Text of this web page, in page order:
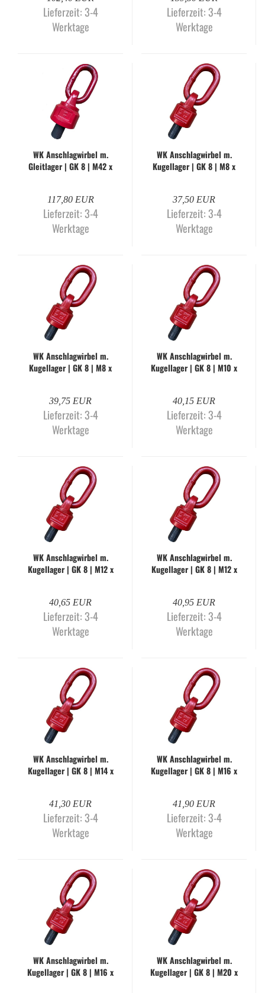
Lieferzeit:3-4
Werktage
Lieferzeit:3-4
Werktage
WK An­schlag­wir­bel m.
Gleit­la­ger | GK 8 | M42 x
117,80 EUR
Lieferzeit:3-4
Werktage
WK An­schlag­wir­bel m.
Ku­gel­la­ger | GK 8 | M8 x
37,50 EUR
Lieferzeit:3-4
Werktage
WK An­schlag­wir­bel m.
Ku­gel­la­ger | GK 8 | M8 x
39,75 EUR
Lieferzeit:3-4
Werktage
WK An­schlag­wir­bel m.
Ku­gel­la­ger | GK 8 | M10 x
40,15 EUR
Lieferzeit:3-4
Werktage
WK An­schlag­wir­bel m.
Ku­gel­la­ger | GK 8 | M12 x
40,65 EUR
Lieferzeit:3-4
Werktage
WK An­schlag­wir­bel m.
Ku­gel­la­ger | GK 8 | M12 x
40,95 EUR
Lieferzeit:3-4
Werktage
WK An­schlag­wir­bel m.
Ku­gel­la­ger | GK 8 | M14 x
41,30 EUR
Lieferzeit:3-4
Werktage
WK An­schlag­wir­bel m.
Ku­gel­la­ger | GK 8 | M16 x
41,90 EUR
Lieferzeit:3-4
Werktage
WK An­schlag­wir­bel m.
Ku­gel­la­ger | GK 8 | M16 x
WK An­schlag­wir­bel m.
Ku­gel­la­ger | GK 8 | M20 x